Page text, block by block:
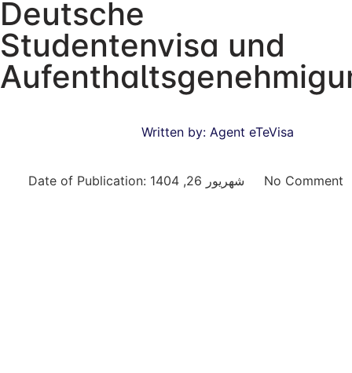
Deutsche
Studentenvisa und
Written by:Agent eTeVisa
Date of Publication: شهریور 26, 1404 No Comment